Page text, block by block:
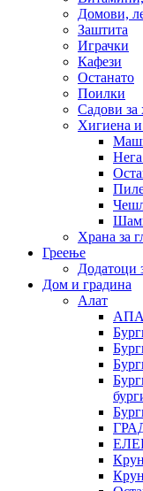
Домови,
Заштита
Играчки
Кафези
Останато
Поилки
Садови за
Хигиена и
Храна за
Греење
Додатоци
Дом и градина
Алат